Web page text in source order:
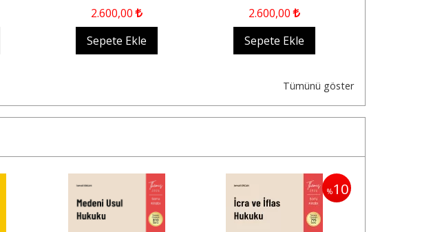
2.600,00
Sepete Ekle
2.600,00
Sepete Ekle
Tümünü göster
%10